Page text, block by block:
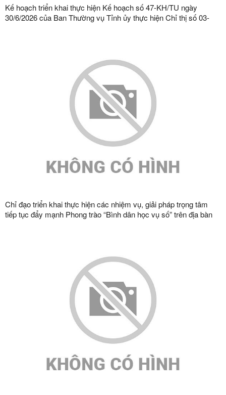
Kế hoạch triển khai thực hiện Kế hoạch số 47-KH/TU ngày
30/6/2026 của Ban Thường vụ Tỉnh ủy thực hiện Chỉ thị số 03-
Chỉ đạo triển khai thực hiện các nhiệm vụ, giải pháp trọng tâm
tiếp tục đẩy mạnh Phong trào “Bình dân học vụ số” trên địa bàn